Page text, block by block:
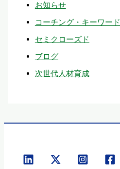
お知らせ
コーチング・キーワード
セミクローズド
ブログ
次世代人材育成